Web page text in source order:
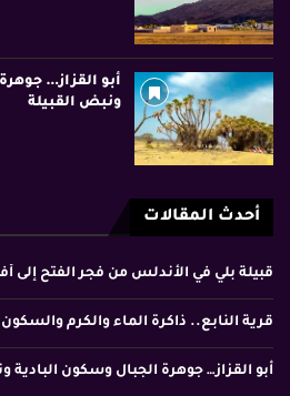
أبو القزاز…
ونبض القبيلة
أحدث المقالات
قبيلة بلي في الأندلس من فجر الفتح إلى
قرية النابع.. ذاكرة الماء والكرم والسكون
أبو القزاز… جوهرة الجبال وسكون البادية